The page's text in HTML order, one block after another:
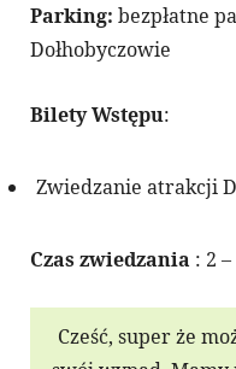
Parking: bezpłatne
Dołhobyczowie
Bilety Wstępu:
Zwiedzanie atrakcji
Czas zwiedzania : 2
Cześć, super że